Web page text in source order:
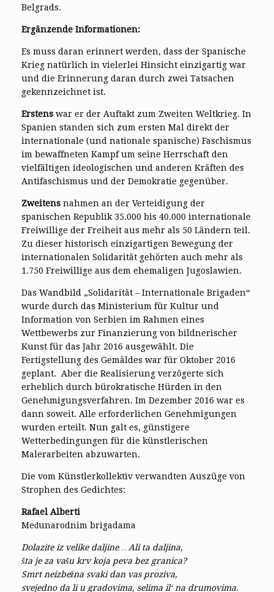
Belgrads.
Ergänzende Informationen:
Es muss daran erinnert werden, dass der Spanische
Krieg natürlich in vielerlei Hinsicht einzigartig war
und die Erinnerung daran durch zwei Tatsachen
gekennzeichnet ist.
Erstens war er der Auftakt zum Zweiten Weltkrieg. In
Spanien standen sich zum ersten Mal direkt der
internationale (und nationale spanische) Faschismus
im bewaffneten Kampf um seine Herrschaft den
vielfältigen ideologischen und anderen Kräften des
Antifaschismus und der Demokratie gegenüber.
Zweitens nahmen an der Verteidigung der
spanischen Republik 35.000 bis 40.000 internationale
Freiwillige der Freiheit aus mehr als 50 Ländern teil.
Zu dieser historisch einzigartigen Bewegung der
internationalen Solidarität gehörten auch mehr als
1.750 Freiwillige aus dem ehemaligen Jugoslawien.
Das Wandbild „Solidarität – Internationale Brigaden“
wurde durch das Ministerium für Kultur und
Information von Serbien im Rahmen eines
Wettbewerbs zur Finanzierung von bildnerischer
Kunst für das Jahr 2016 ausgewählt. Die
Fertigstellung des Gemäldes war für Oktober 2016
geplant. Aber die Realisierung verzögerte sich
erheblich durch bürokratische Hürden in den
Genehmigungsverfahren. Im Dezember 2016 war es
dann soweit. Alle erforderlichen Genehmigungen
wurden erteilt. Nun galt es, günstigere
Wetterbedingungen für die künstlerischen
Malerarbeiten abzuwarten.
Die vom Künstlerkollektiv verwandten Auszüge von
Strophen des Gedichtes:
Rafael Alberti
Međunarodnim brigadama
Dolazite iz velike daljine… Ali ta daljina,
šta je za vašu krv koja peva bez granica?
Smrt neizbežna svaki dan vas proziva,
svejedno da li u gradovima, selima il‘ na drumovima.